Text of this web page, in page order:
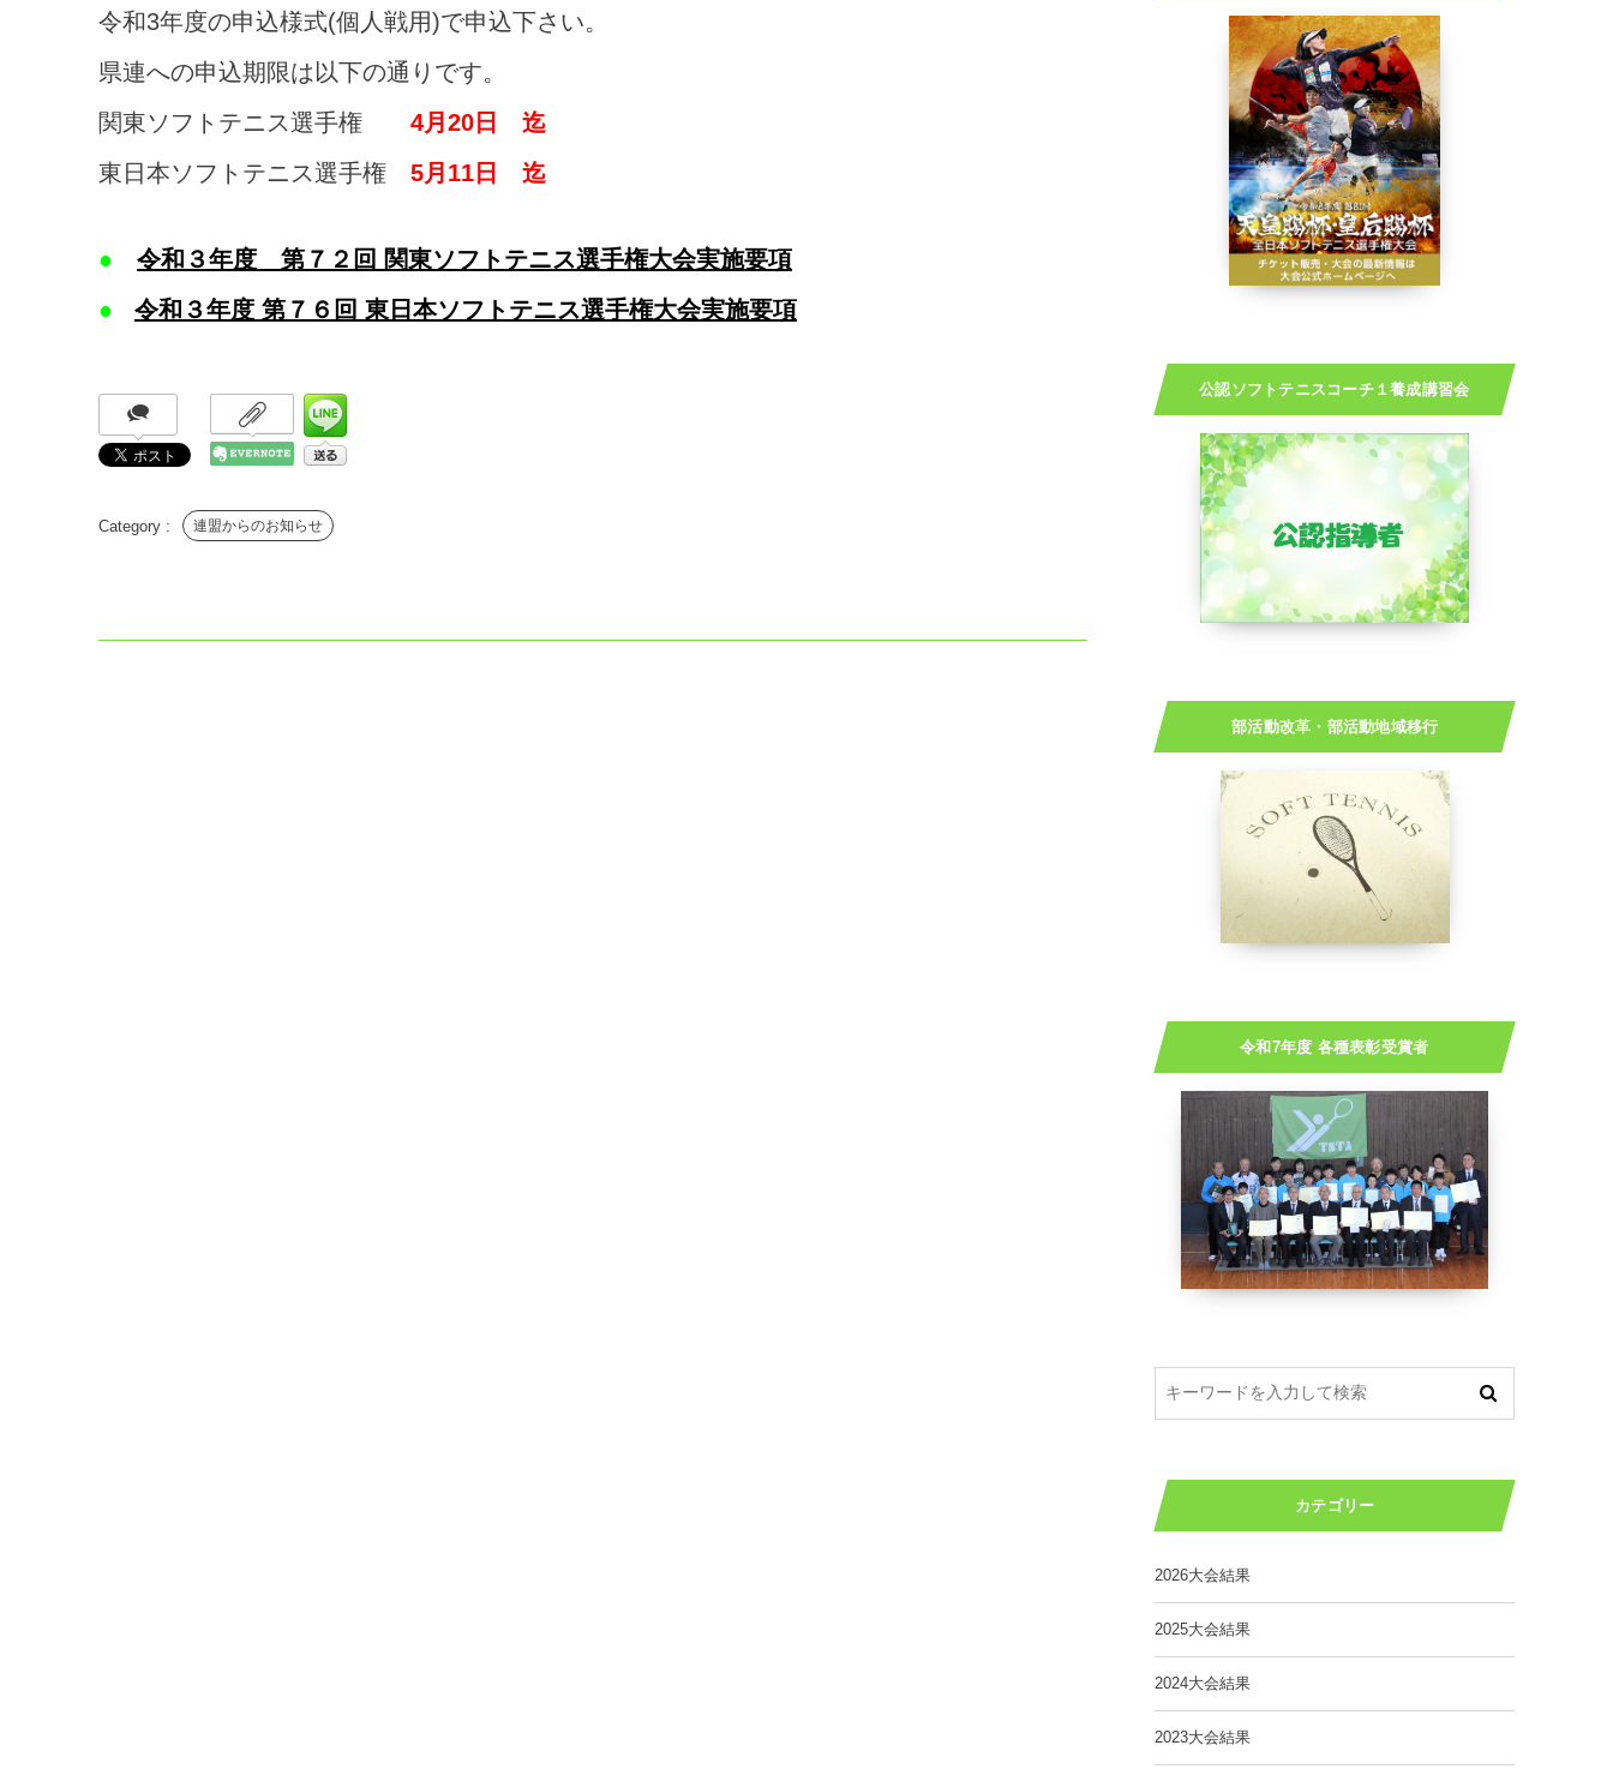
令和3年度の申込様式(個人戦用)で申込下さい。
県連への申込期限は以下の通りです。
関東ソフトテニス選手権 4月20日 迄
東日本ソフトテニス選手権 5月11日 迄
● 令和３年度 第７２回 関東ソフトテニス選手権大会実施要項
● 令和３年度 第７６回 東日本ソフトテニス選手権大会実施要項
連盟からのお知らせ
公認ソフトテニスコーチ１養成講習会
部活動改革・部活動地域移行
令和7年度 各種表彰受賞者
カテゴリー
2026大会結果
2025大会結果
2024大会結果
2023大会結果